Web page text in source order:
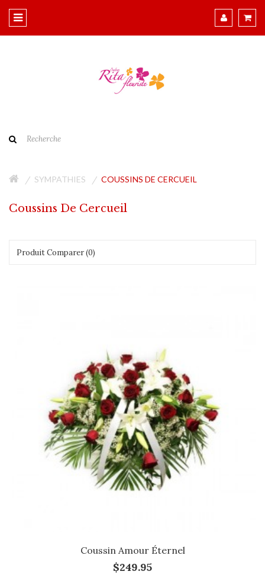
SYMPATHIES COUSSINS DE CERCUEIL
Coussins De Cercueil
Produit Comparer (0)
Coussin Amour Éternel
$249.95